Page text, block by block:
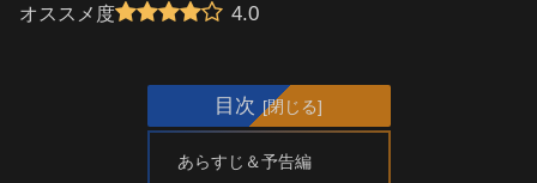
オススメ度 4.0
目次
あらすじ＆予告編